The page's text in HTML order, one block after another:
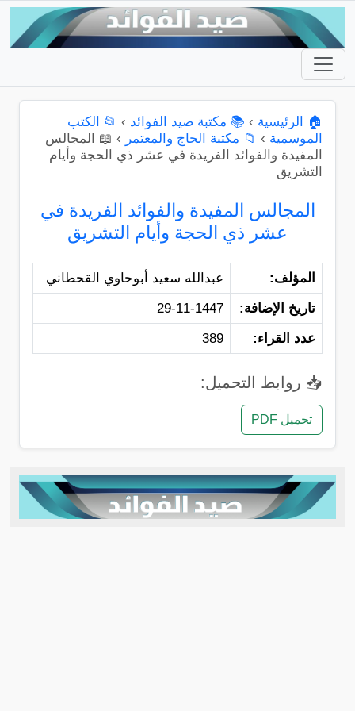
🏠 الرئيسية › 📚 مكتبة صيد الفوائد › 📂 الكتب
الموسمية › 📁 مكتبة الحاج والمعتمر › 📖 المجالس
المفيدة والفوائد الفريدة في عشر ذي الحجة وأيام
التشريق
المجالس المفيدة والفوائد الفريدة في
عشر ذي الحجة وأيام التشريق
المؤلف:
عبدالله سعيد أبوحاوي القحطاني
تاريخ الإضافة:
29-11-1447
عدد القراء:
389
📥 روابط التحميل:
تحميل PDF